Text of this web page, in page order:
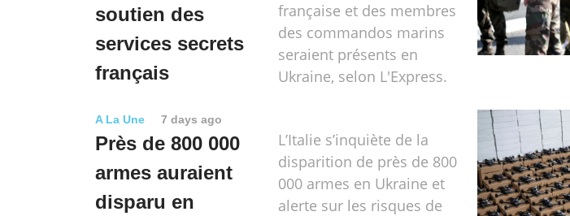
soutien des
services secrets
français
française et des membres
des commandos marins
seraient présents en
Ukraine, selon L'Express.
A La Une 7 days ago
Près de 800 000
armes auraient
disparu en
L’Italie s’inquiète de la
disparition de près de 800
000 armes en Ukraine et
alerte sur les risques de